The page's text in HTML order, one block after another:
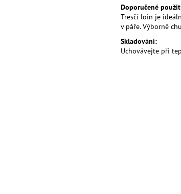
Doporučené
Tresčí loin je
v páře. Výborně
Skladování:
Uchovávejte při